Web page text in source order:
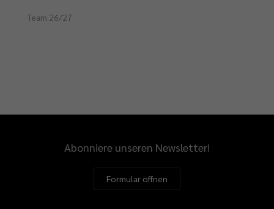
Team 26/27
Abonniere unseren Newsletter!
Formular öffnen